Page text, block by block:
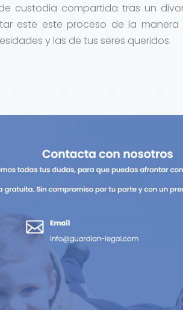
custodia compartida tras un
este este proceso de la
y las de tus seres queridos.